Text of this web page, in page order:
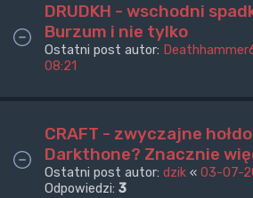
DRUDKH - wschodni
Burzum i nie tylko
Ostatni post autor:
08:21
CRAFT - zwyczajne
Darkthone? Znacznie
Ostatni post autor: dzik « 03-07-
Odpowiedzi: 3